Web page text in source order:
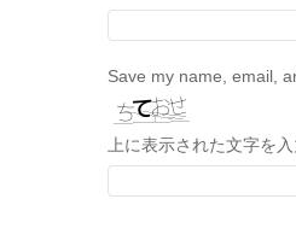
Save my name, email,
上に表示された文字を